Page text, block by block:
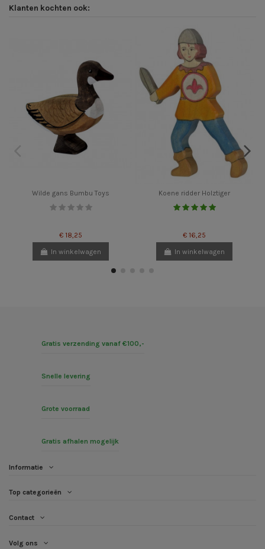
Klanten kochten ook:
Wilde gans Bumbu Toys
€ 18,25
In winkelwagen
Koene ridder Holztiger
€ 16,25
In winkelwagen
Gratis verzending vanaf €100,-
Snelle levering
Grote voorraad
Gratis afhalen mogelijk
Informatie
Top categorieën
Contact
Volg ons